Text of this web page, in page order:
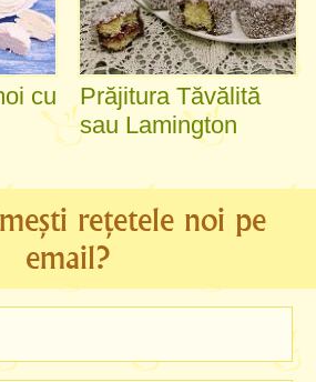
cu
Prăjitura Tăvălită
sau Lamington
rețetele noi pe
email?